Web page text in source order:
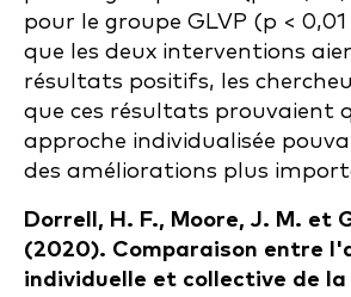
pour le groupe GLVP (p < 0,01
que les deux interventions
résultats positifs, les
que ces résultats prouvaient
approche individualisée
des améliorations plus
Dorrell, H. F., Moore, J. M. et
(2020). Comparaison entre
individuelle et collective de la